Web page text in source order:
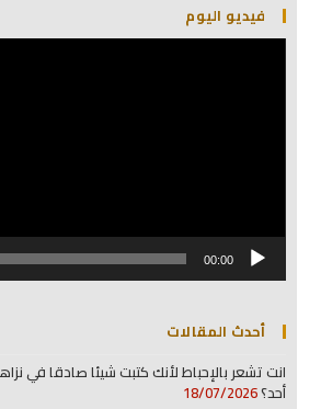
فيديو اليوم
مشغل
00:00
أحدث المقالات
انت تشعر بالإحباط لأنك كتبت شيئا صادقا في
أحد؟18/07/2026